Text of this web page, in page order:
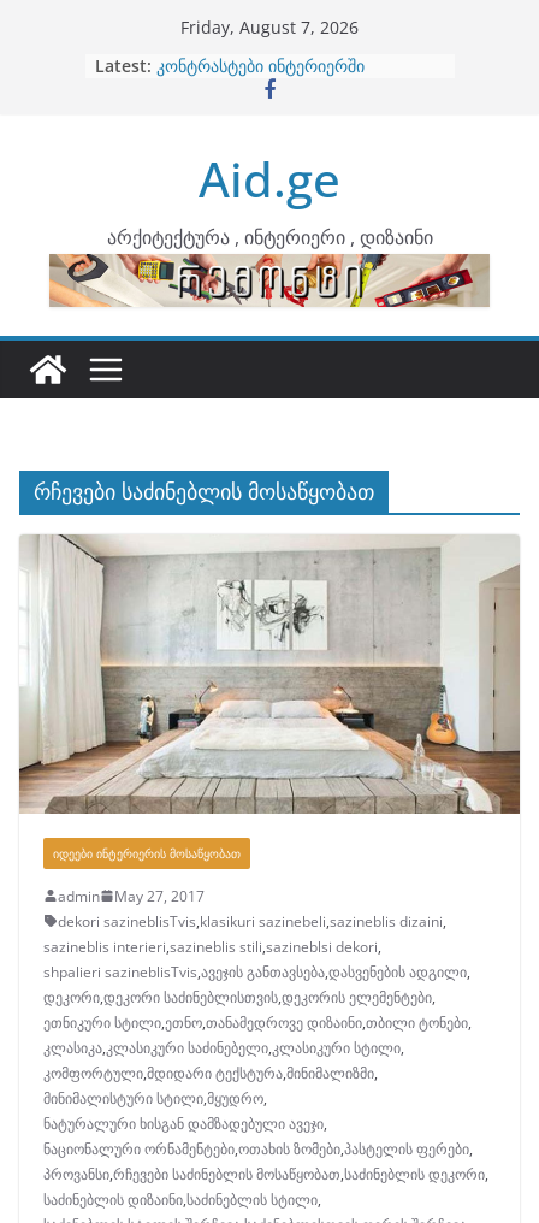
Friday, August 7, 2026
Latest: ბინების გაერთიანება
კონტრასტები ინტერიერში
ინტერიერის დიზიანი
არტემიდი წარმოგიდგენთ
Aid.ge
არქიტექტურა , ინტერიერი , დიზაინი
რჩევები საძინებლის მოსაწყობათ
ᲘᲓᲔᲔᲑᲘ ᲘᲜᲢᲔᲠᲘᲔᲠᲘᲡ ᲛᲝᲡᲐᲬᲧᲝᲑᲐᲗ
admin
May 27, 2017
dekori sazineblisTvis,klasikuri sazinebeli,sazineblis dizaini,
sazineblis interieri,sazineblis stili,sazineblsi dekori,
shpalieri sazineblisTvis,ავეჯის განთავსება,დასვენების ადგილი,
დეკორი,დეკორი საძინებლისთვის,დეკორის ელემენტები,
ეთნიკური სტილი,ეთნო,თანამედროვე დიზაინი,თბილი ტონები,
კლასიკა,კლასიკური საძინებელი,კლასიკური სტილი,
კომფორტული,მდიდარი ტექსტურა,მინიმალიზმი,
მინიმალისტური სტილი,მყუდრო,
ნატურალური ხისგან დამზადებული ავეჯი,
ნაციონალური ორნამენტები,ოთახის ზომები,პასტელის ფერები,
პროვანსი,რჩევები საძინებლის მოსაწყობათ,საძინებლის დეკორი,
საძინებლის დიზაინი,საძინებლის სტილი,